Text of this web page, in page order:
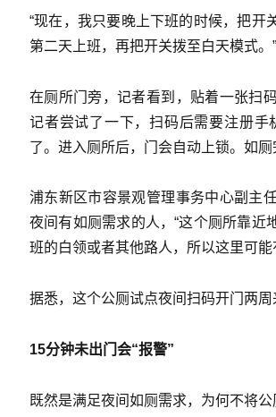
“现在，我只要晚上下班的时候，把
第二天上班，再把开关拨至白天模式
在厕所门旁，记者看到，贴着一张扫
记者尝试了一下，扫码后需要注册
了。进入厕所后，门会自动上锁。如
浦东新区市容景观管理事务中心副主
夜间有如厕需求的人，“这个厕所靠
班的白领或者其他路人，所以这里可能
据悉，这个公厕试点夜间扫码开门两
15分钟未出门会“报警”
既然是满足夜间如厕需求，为何不将